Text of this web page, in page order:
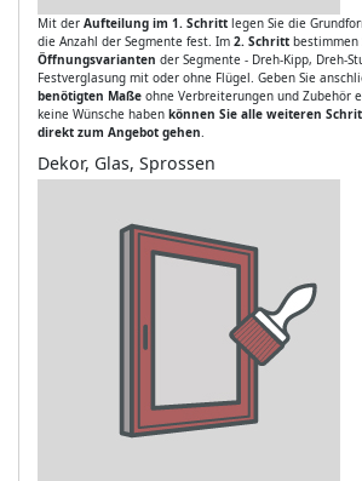
Mit der Aufteilung im 1. Schritt legen Sie die
die Anzahl der Segmente fest. Im 2. Schritt bestimmen
Öffnungsvarianten der Segmente - Dreh-Kipp, Dreh-
Festverglasung mit oder ohne Flügel. Geben Sie
benötigten Maße ohne Verbreiterungen und Zubehör
keine Wünsche haben können Sie alle weiteren
direkt zum Angebot gehen.
Dekor, Glas, Sprossen